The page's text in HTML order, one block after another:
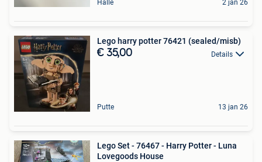
Halle 2 jan 26
Lego harry potter 76421 (sealed/misb)
€ 35,00 Details
Putte 13 jan 26
Lego Set - 76467 - Harry Potter - Luna
Lovegoods House